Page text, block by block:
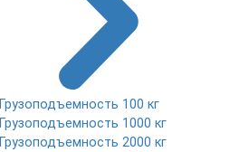
Грузоподъемность 100 кг
Грузоподъемность 1000 кг
Грузоподъемность 2000 кг